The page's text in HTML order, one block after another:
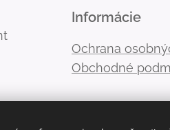
Informácie
Ochrana
Obchodné